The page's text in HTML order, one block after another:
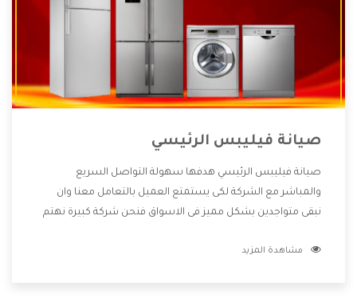
صيانة فيليبس الرئيسي
صيانة فيليبس الرئيسي هدفها سهولة التواصل السريع
والمباشر مع الشركة لكى يستمتع العميل بالتعامل معنا وان
نبقى متواجدين بشكل مميز فى الاسواق فنحن شركة كبيرة نهتم
الشركة بها والتى تكون منها خدمة الصيانة التى تكون من أهم
مشاهدة المزيد